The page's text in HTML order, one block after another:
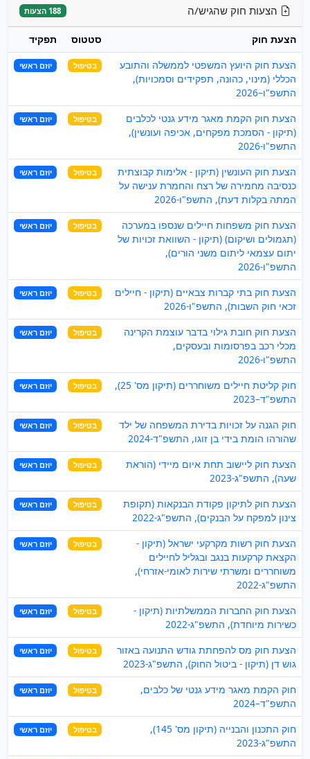
הצעות חוק שהגיש/ה 188 הצעות
הצעת חוק סטטוס
תפקיד
הצעת חוק היועץ המשפטי לממשלה והתובע
הכללי (מינוי, כהונה, תפקידים וסמכויות),
התשפ"ו–2026
בטיפול יוזם ראשי
הצעת חוק הקמת מאגר מידע גנטי לכלבים
(תיקון - הסמכת מפקחים, אכיפה ועונשין),
התשפ"ו-2026
בטיפול יוזם ראשי
הצעת חוק העונשין (תיקון - אלימות קבוצתית
כנסיבה מחמירה של רצח והחמרת ענישה על
המתה בקלות דעת), התשפ"ו-2026
בטיפול יוזם ראשי
הצעת חוק משפחות חיילים שנספו במערכה
(תגמולים ושיקום) (תיקון - השוואת זכויות של
יתום עצמאי ליתום משני הורים),
התשפ"ו-2026
בטיפול יוזם ראשי
הצעת חוק בתי קברות צבאיים (תיקון - חיילים
זכאי חוק השבות), התשפ"ו-2026
בטיפול יוזם ראשי
הצעת חוק חובת גילוי בדבר עוצמת הקרינה
מכלי רכב בפרסומות ובעסקים,
התשפ"ו-2026
בטיפול יוזם ראשי
חוק קליטת חיילים משוחררים (תיקון מס' 25),
התשפ"ד–2023
בטיפול יוזם ראשי
חוק הגנה על זכויות בדירת המשפחה של ילד
שהורהו הומת בידי בן זוגו, התשפ"ד-2024
בטיפול יוזם ראשי
הצעת חוק ליישוב תחת איום מיידי (הוראת
שעה), התשפ"ג-2023
בטיפול יוזם ראשי
הצעת חוק לתיקון פקודת הבנקאות (תקופת
צינון למפקח על הבנקים), התשפ"ג-2022
בטיפול יוזם ראשי
הצעת חוק רשות מקרקעי ישראל (תיקון -
הקצאת קרקעות בנגב ובגליל לחיילים
משוחררים ומשרתי שירות לאומי-אזרחי),
התשפ"ג-2022
בטיפול יוזם ראשי
הצעת חוק החברות הממשלתיות (תיקון -
כשירות מיוחדת), התשפ"ג-2022
בטיפול יוזם ראשי
הצעת חוק מס להפחתת גודש התנועה באזור
גוש דן (תיקון - ביטול החוק), התשפ"ג-2023
בטיפול יוזם ראשי
חוק הקמת מאגר מידע גנטי של כלבים,
התשפ"ד–2024
בטיפול יוזם ראשי
חוק התכנון והבנייה (תיקון מס' 145),
התשפ"ג-2023
בטיפול יוזם ראשי